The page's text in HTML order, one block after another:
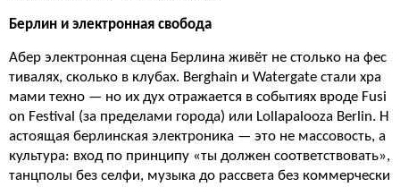
Берлин и электронная свобода
Абер электронная сцена Берлина живёт не столько на фес
тивалях, сколько в клубах. Berghain и Watergate стали хра
мами техно — но их дух отражается в событиях вроде Fusi
on Festival (за пределами города) или Lollapalooza Berlin. Н
астоящая берлинская электроника — это не массовость, а
культура: вход по принципу «ты должен соответствовать»,
танцполы без селфи, музыка до рассвета без коммерчески